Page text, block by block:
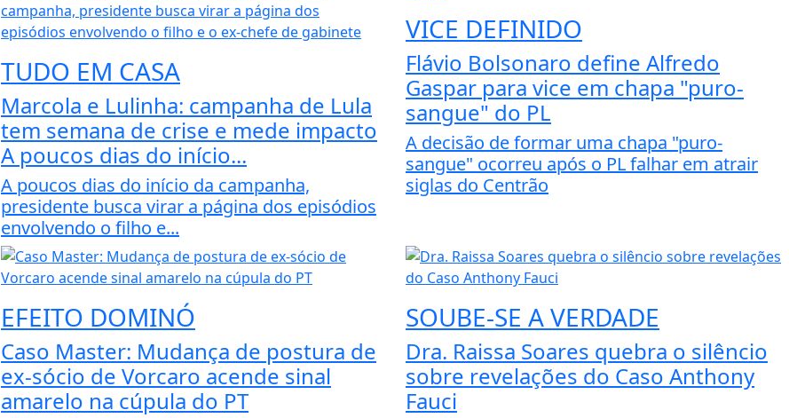
TUDO EM CASA
Marcola e Lulinha: campanha de Lula
tem semana de crise e mede impacto
A poucos dias do início...
A poucos dias do início da campanha,
presidente busca virar a página dos episódios
envolvendo o filho e...
VICE DEFINIDO
Flávio Bolsonaro define Alfredo
Gaspar para vice em chapa "puro-
sangue" do PL
A decisão de formar uma chapa "puro-
sangue" ocorreu após o PL falhar em atrair
siglas do Centrão
EFEITO DOMINÓ
Caso Master: Mudança de postura de
ex-sócio de Vorcaro acende sinal
amarelo na cúpula do PT
SOUBE-SE A VERDADE
Dra. Raissa Soares quebra o silêncio
sobre revelações do Caso Anthony
Fauci